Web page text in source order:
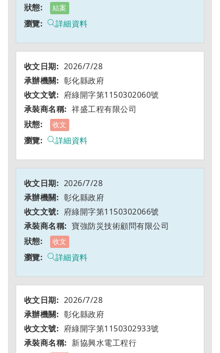
結案
詳細資料
2026/7/28
彰化縣政府
府綠開字第1150302060號
祥盛工程有限公司
收文
詳細資料
2026/7/28
彰化縣政府
府綠開字第1150302066號
寶強防災技術顧問有限公司
收文
詳細資料
2026/7/28
彰化縣政府
府綠開字第1150302933號
新協興水電工程行